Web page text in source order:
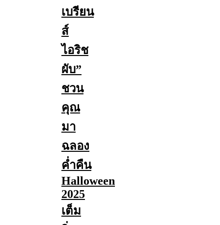
เบรียน
ส์
ไอริช
ผับ”
ชวน
คุณ
มา
ฉลอง
ค่ำคืน
Halloween
2025
เต็ม